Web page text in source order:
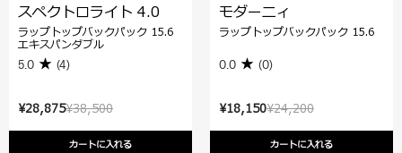
¥38,500
¥28,875
カートに入れる
スペクトロライト 4.0
ラップトップバックパック 15.6
エキスパンダブル
5.0 (4)
¥24,200
¥18,150
カートに入れる
モダーニィ
ラップトップバックパック 15.6
0.0 (0)